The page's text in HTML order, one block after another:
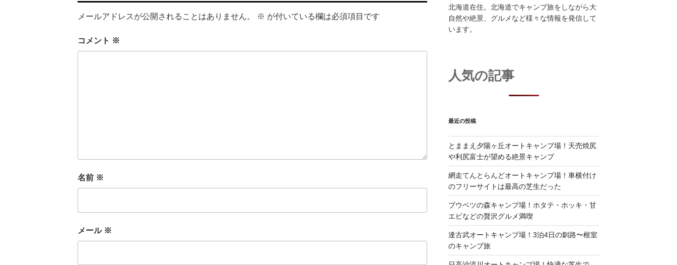
メールアドレスが公開されることはありません。 ※ が付いている欄は必須項目です
コメント ※
名前 ※
メール ※
北海道在住。北海道でキャンプ旅をしながら大
自然や絶景、グルメなど様々な情報を発信して
います。
人気の記事
最近の投稿
とままえ夕陽ヶ丘オートキャンプ場！天売焼尻
や利尻富士が望める絶景キャンプ
網走てんとらんどオートキャンプ場！車横付け
のフリーサイトは最高の芝生だった
ブウベツの森キャンプ場！ホタテ・ホッキ・甘
エビなどの贅沢グルメ満喫
達古武オートキャンプ場！3泊4日の釧路〜根室
のキャンプ旅